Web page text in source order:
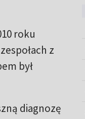
roku
z
był
diagnozę